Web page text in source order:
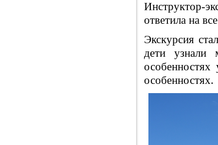
Инструктор-
ответила на
Экскурсия
дети узнали
особенностях.